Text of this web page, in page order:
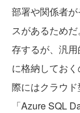
部署や関係者
スがあるため
存するが、汎
に格納してお
際にはクラウ
「Azure SQL